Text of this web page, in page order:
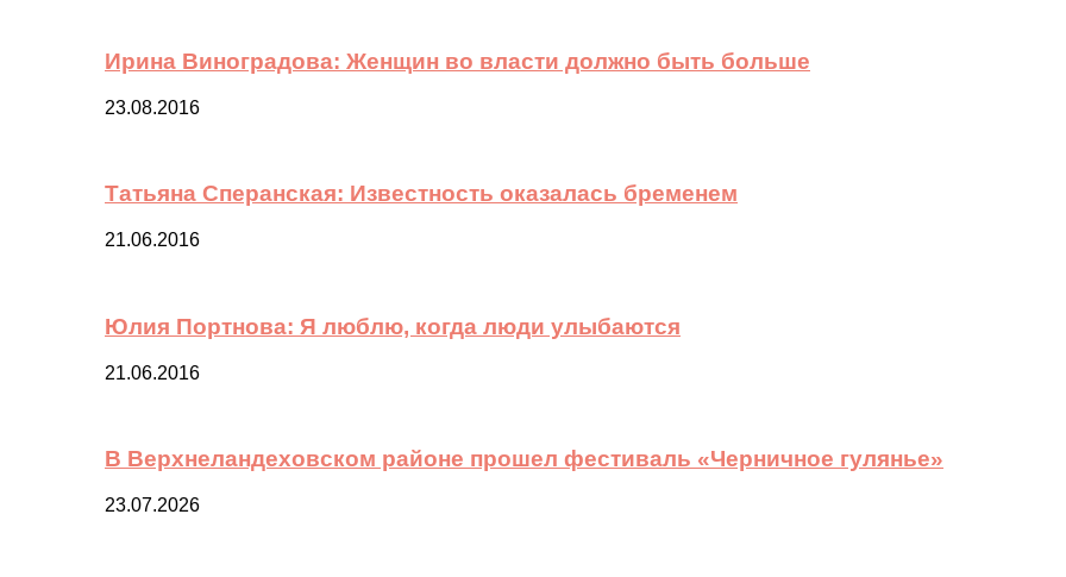
Ирина Виноградова: Женщин во власти должно быть больше
23.08.2016
Татьяна Сперанская: Известность оказалась бременем
21.06.2016
Юлия Портнова: Я люблю, когда люди улыбаются
21.06.2016
В Верхнеландеховском районе прошел фестиваль «Черничное гулянье»
23.07.2026